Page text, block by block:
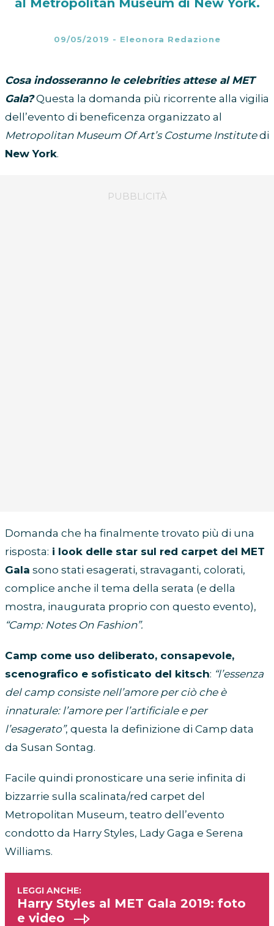
al Metropolitan Museum di New York.
09/05/2019 - Eleonora Redazione
Cosa indosseranno le celebrities attese al MET
Gala?Questa la domanda più ricorrente alla vigilia
dell’evento di beneficenza organizzato al
Metropolitan Museum Of Art’s Costume Institutedi
New York.
Domanda che ha finalmente trovato più di una
risposta: i look delle star sul red carpet del MET
Gala sono stati esagerati, stravaganti, colorati,
complice anche il tema della serata (e della
mostra, inaugurata proprio con questo evento),
“Camp: Notes On Fashion”.
Camp come uso deliberato, consapevole,
scenografico e sofisticato del kitsch: “l’essenza
del camp consiste nell’amore per ciò che è
innaturale: l’amore per l’artificiale e per
l’esagerato”, questa la definizione di Camp data
da Susan Sontag.
Facile quindi pronosticare una serie infinita di
bizzarrie sulla scalinata/red carpet del
Metropolitan Museum, teatro dell’evento
condotto da Harry Styles, Lady Gaga e Serena
Williams.
Harry Styles al MET Gala 2019: foto
e video